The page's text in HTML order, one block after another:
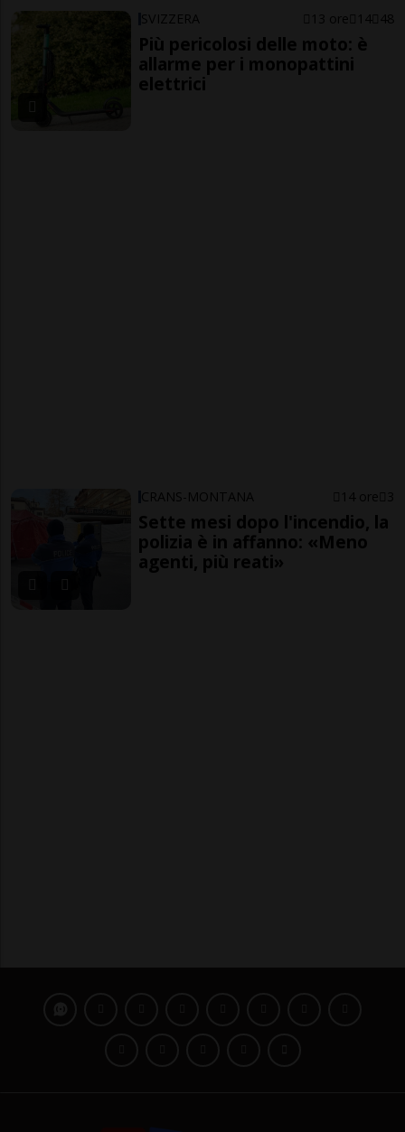
SVIZZERA 13 ore 14 48
Più pericolosi delle moto: è
allarme per i monopattini
elettrici
CRANS-MONTANA 14 ore 3
Sette mesi dopo l'incendio, la
polizia è in affanno: «Meno
agenti, più reati»